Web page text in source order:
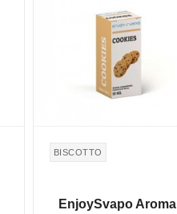
BISCOTTO
EnjoySvapo Aroma